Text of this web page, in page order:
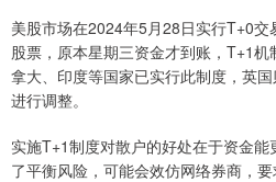
美股市场在2024年5月28日实行T+0
股票，原本星期三资金才到账，T+1
拿大、印度等国家已实行此制度，英
进行调整。
实施T+1制度对散户的好处在于资金
了平衡风险，可能会效仿网络券商，要